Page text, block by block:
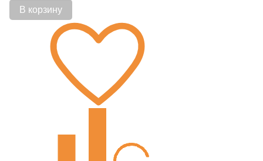
В корзину